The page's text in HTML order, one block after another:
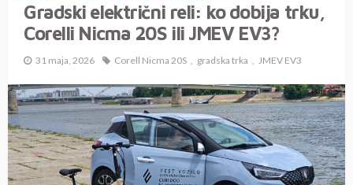
Gradski električni reli: ko dobija trku,
Corelli Nicma 20S ili JMEV EV3?
31 maja, 2026 Corell Nicma 20S gradska trka JMEV EV3